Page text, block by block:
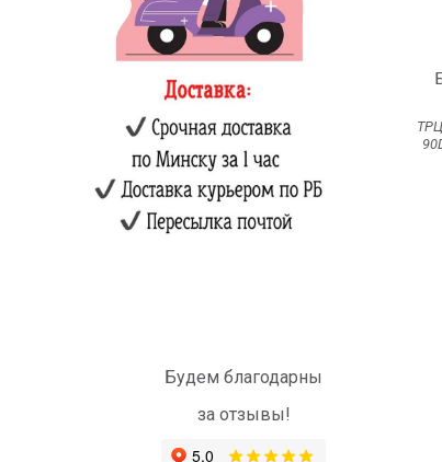
Будем благодарны
за отзывы!